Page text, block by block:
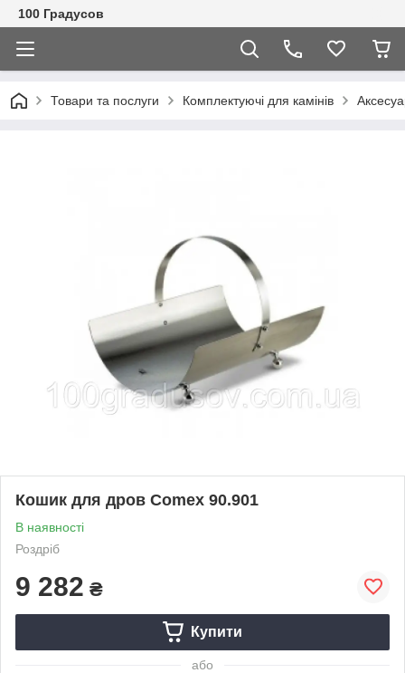
100 Градусов
Товари та послуги Комплектуючі для камінів
Кошик для дров Comex 90.901
В наявності
Роздріб
9 282 ₴
Купити
або